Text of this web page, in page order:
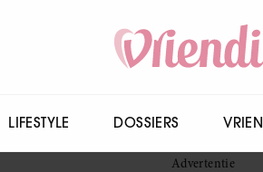
LIFESTYLE DOSSIERS